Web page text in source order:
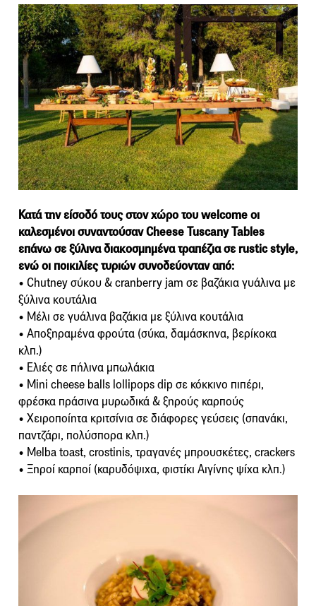
Κατά την είσοδό τους στον χώρο του welcome οι
καλεσμένοι συναντούσαν Cheese Tuscany Tables
επάνω σε ξύλινα διακοσμημένα τραπέζια σε rustic style,
ενώ οι ποικιλίες τυριών συνοδεύονταν από:
• Chutney σύκου & cranberry jam σε βαζάκια γυάλινα με
ξύλινα κουτάλια
• Μέλι σε γυάλινα βαζάκια με ξύλινα κουτάλια
• Αποξηραμένα φρούτα (σύκα, δαμάσκηνα, βερίκοκα
κλπ.)
• Ελιές σε πήλινα μπωλάκια
• Mini cheese balls lollipops dip σε κόκκινο πιπέρι,
φρέσκα πράσινα μυρωδικά & ξηρούς καρπούς
• Χειροποίητα κριτσίνια σε διάφορες γεύσεις (σπανάκι,
παντζάρι, πολύσπορα κλπ.)
• Melba toast, crostinis, τραγανές μπρουσκέτες, crackers
• Ξηροί καρποί (καρυδόψιχα, φιστίκι Αιγίνης ψίχα κλπ.)